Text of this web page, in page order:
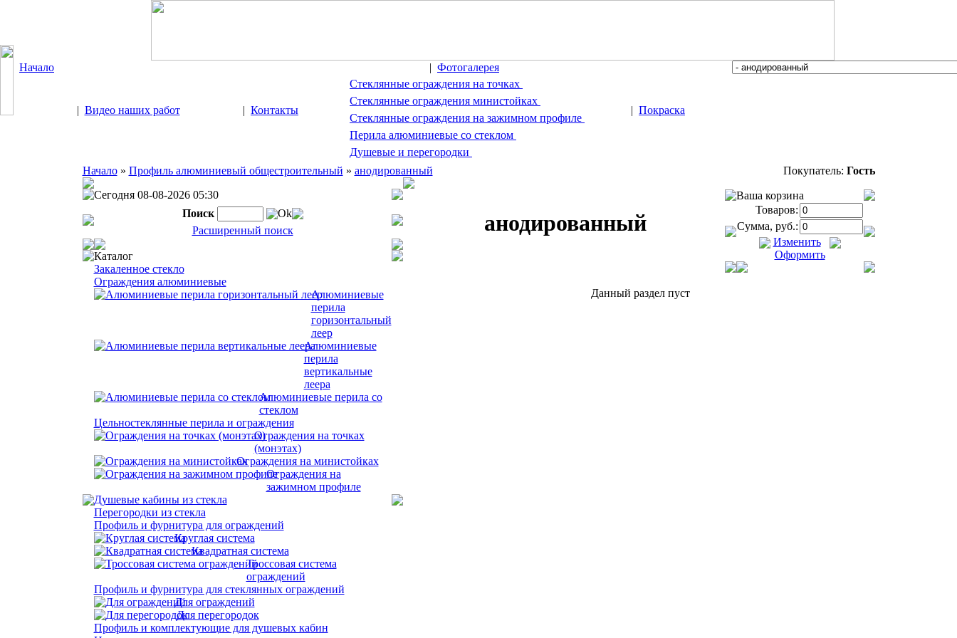
Начало
| Видео наших работ | Контакты
| Фотогалерея
Стеклянные ограждения на точках
Стеклянные ограждения министойках
Стеклянные ограждения на зажимном профиле
Перила алюминиевые со стеклом
Душевые и перегородки
| Покраска
Начало» Профиль алюминиевый общестроительный » анодированный Покупатель: Гость
Сегодня 08-08-2026 05:30
Поиск
Ok
Расширенный поиск
Каталог
Закаленное стекло
Ограждения алюминиевые
Алюминиевые
перила
горизонтальный
леер
Алюминиевые
перила
вертикальные
леера
Алюминиевые перила со
стеклом
Цельностеклянные перила и ограждения
Ограждения на точках
(монэтах)
Ограждения на министойках
Ограждения на
зажимном профиле
Душевые кабины из стекла
Перегородки из стекла
Профиль и фурнитура для ограждений
Круглая система
Квадратная система
Троссовая система
ограждений
Профиль и фурнитура для стеклянных ограждений
Для ограждений
Для перегородок
Профиль и комплектующие для душевых кабин
анодированный
Ваша корзина
Товаров:
Сумма, руб.:
Изменить
Оформить
Данный раздел пуст